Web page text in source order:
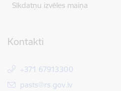
Sīkdatņu izvēles maiņa
Kontakti
+371 67913300
E-pasts:
pasts@rs.gov.lv